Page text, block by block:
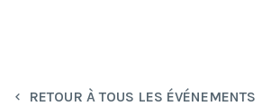
RETOUR À TOUS LES ÉVÉNEMENTS